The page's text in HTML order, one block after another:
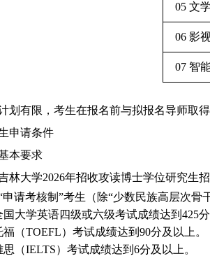
05 文
06 影
07 智
划有限，考生在报名前与拟报名导师取
申请条件
本要求
林大学2026年招收攻读博士学位研究生
“申请考核制”考生（除“少数民族高层次
国大学英语四级或六级考试成绩达到425分
福（TOEFL）考试成绩达到90分及以上。
思（IELTS）考试成绩达到6分及以上。